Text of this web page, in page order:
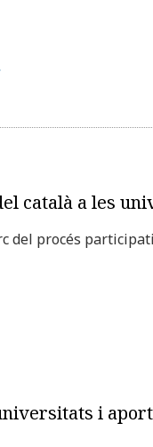
català a les
del procés
i